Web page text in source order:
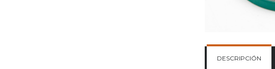
DESCRIPCIÓN